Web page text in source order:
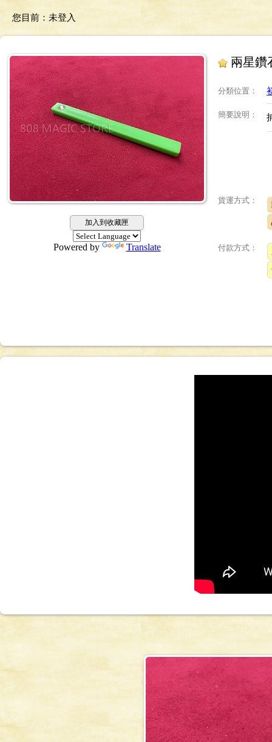
您目前： 未登入
加入到收藏匣
Powered by Translate
兩星鑽
分類位置 ：
簡要說明 ：
貨運方式：
付款方式：